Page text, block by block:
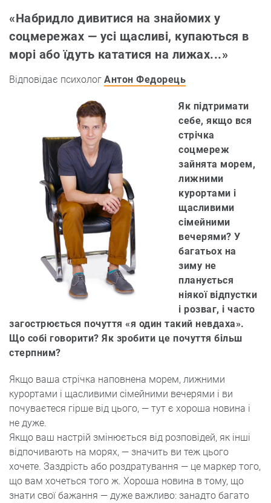
«Набридло дивитися на знайомих у
соцмережах — усі щасливі, купаються в
морі або їдуть кататися на лижах...»
Відповідає психолог Антон Федорець
Як підтримати
себе, якщо вся
стрічка
соцмереж
зайнята морем,
лижними
курортами і
щасливими
сімейними
вечерями? У
багатьох на
зиму не
планується
ніякої відпустки
і розваг, і часто
загострюється почуття «я один такий невдаха».
Що собі говорити? Як зробити це почуття більш
стерпним?
Якщо ваша стрічка наповнена морем, лижними
курортами і щасливими сімейними вечерями і ви
почуваєтеся гірше від цього, — тут є хороша новина і
не дуже.
Якщо ваш настрій змінюється від розповідей, як інші
відпочивають на морях, — значить ви теж цього
хочете. Заздрість або роздратування — це маркер того,
що вам хочеться того ж. Хороша новина в тому, що
знати свої бажання — дуже важливо: занадто багато